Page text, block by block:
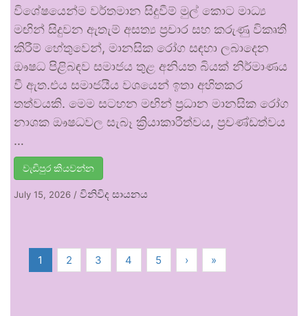
විශේෂයෙන්ම වර්තමාන සිදුවීම් මුල් කොට මාධ්‍ය
මඟින් සිදුවන ඇතැම් අසත්‍ය ප්‍රචාර සහ කරුණු විකෘති
කිරීම් හේතුවෙන්, මානසික රෝග සඳහා ලබාදෙන
ඖෂධ පිළිබඳව සමාජය තුළ අනියත බියක් නිර්මාණය
වී ඇත.එය සමාජයීය වශයෙන් ඉතා අහිතකර
තත්වයකි. මෙම සටහන මඟින් ප්‍රධාන මානසික රෝග
නාශක ඖෂධවල සැබෑ ක්‍රියාකාරීත්වය, ප්‍රචණ්ඩත්වය
…
වැඩිපුර කියවන්න
July 15, 2026 / විනිවිද සායනය
1 2 3 4 5 › »